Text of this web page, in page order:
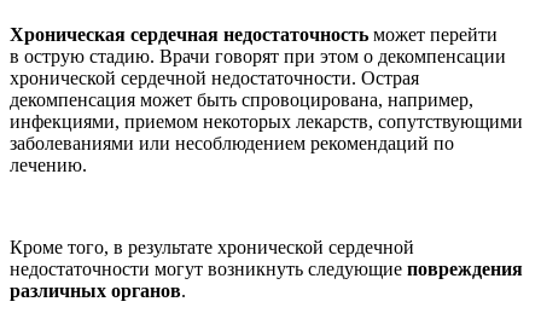
Хроническая сердечная недостаточность может перейти
в острую стадию. Врачи говорят при этом о декомпенсации
хронической сердечной недостаточности. Острая
декомпенсация может быть спровоцирована, например,
инфекциями, приемом некоторых лекарств, сопутствующими
заболеваниями или несоблюдением рекомендаций по
лечению.
Кроме того, в результате хронической сердечной
недостаточности могут возникнуть следующие повреждения
различных органов.